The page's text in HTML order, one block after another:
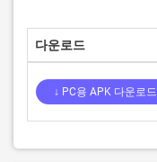
다운로드
↓ PC용 APK 다운로드